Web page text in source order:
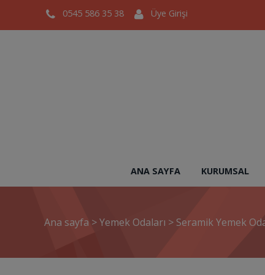
0545 586 35 38 Üye Girişi
ANA SAYFA KURUMSAL
Ana sayfa >Yemek Odaları > Seramik Yemek